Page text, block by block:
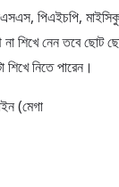
পিএইচপি,
না শিখে নেন তবে
শিখে নিতে পারেন।